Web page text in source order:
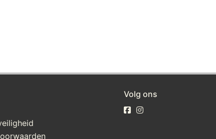
Volg ons